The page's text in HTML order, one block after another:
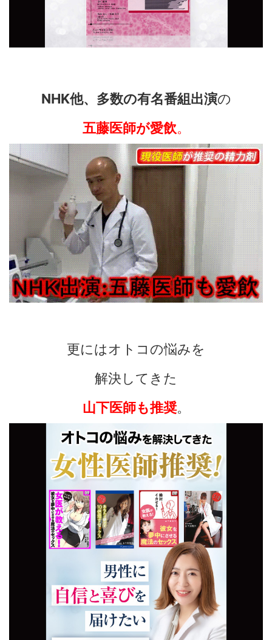
NHK他、多数の有名番組出演の
五藤医師が愛飲。
更にはオトコの悩みを
解決してきた
山下医師も推奨。